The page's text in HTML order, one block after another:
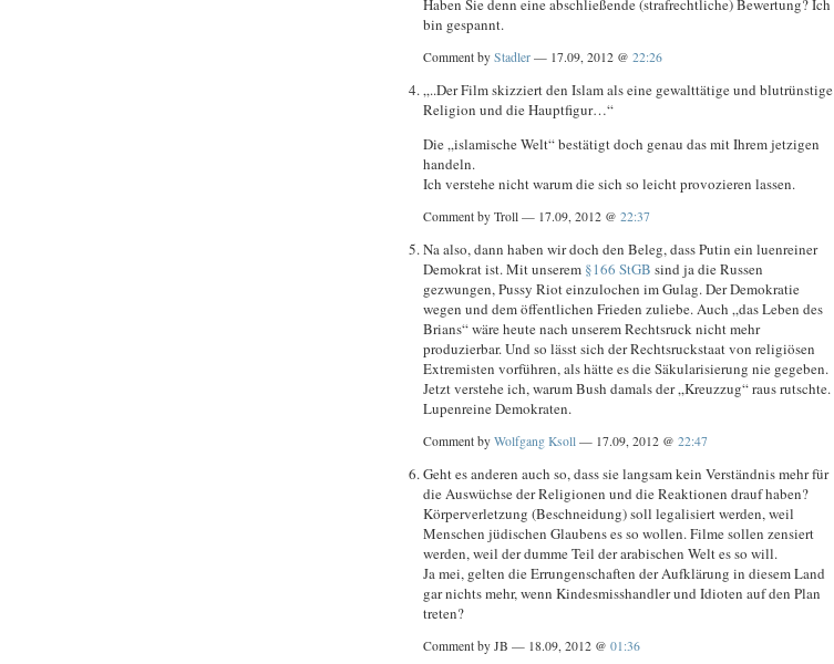
Haben Sie denn eine abschließende (strafrechtliche) Bewertung? Ich
bin gespannt.
Comment by Stadler — 17.09, 2012 @ 22:26
„..Der Film skizziert den Islam als eine gewalttätige und blutrünstige
Religion und die Hauptfigur…“
Die „islamische Welt“ bestätigt doch genau das mit Ihrem jetzigen
handeln.
Ich verstehe nicht warum die sich so leicht provozieren lassen.
Comment by Troll — 17.09, 2012 @ 22:37
Na also, dann haben wir doch den Beleg, dass Putin ein luenreiner
Demokrat ist. Mit unserem §166 StGB sind ja die Russen
gezwungen, Pussy Riot einzulochen im Gulag. Der Demokratie
wegen und dem öffentlichen Frieden zuliebe. Auch „das Leben des
Brians“ wäre heute nach unserem Rechtsruck nicht mehr
produzierbar. Und so lässt sich der Rechtsruckstaat von religiösen
Extremisten vorführen, als hätte es die Säkularisierung nie gegeben.
Jetzt verstehe ich, warum Bush damals der „Kreuzzug“ raus rutschte.
Lupenreine Demokraten.
Comment by Wolfgang Ksoll — 17.09, 2012 @ 22:47
Geht es anderen auch so, dass sie langsam kein Verständnis mehr für
die Auswüchse der Religionen und die Reaktionen drauf haben?
Körperverletzung (Beschneidung) soll legalisiert werden, weil
Menschen jüdischen Glaubens es so wollen. Filme sollen zensiert
werden, weil der dumme Teil der arabischen Welt es so will.
Ja mei, gelten die Errungenschaften der Aufklärung in diesem Land
gar nichts mehr, wenn Kindesmisshandler und Idioten auf den Plan
treten?
Comment by JB — 18.09, 2012 @ 01:36